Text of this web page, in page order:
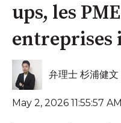
ups, les
entreprises
弁理士 杉浦健文
May 2, 2026 11:55:57 AM